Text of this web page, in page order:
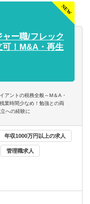
ー職/フレック
可！M&A・再生
アントの税務全般～M＆A・
業時間少なめ！勉強との両
への経験に
年収1000万円以上の求人
管理職求人